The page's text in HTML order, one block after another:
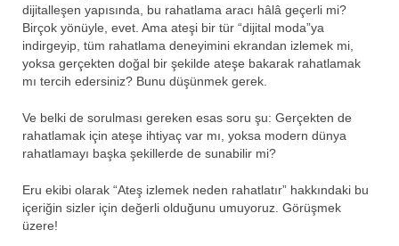
dijitalleşen yapısında, bu rahatlama aracı hâlâ geçerli mi?
Birçok yönüyle, evet. Ama ateşi bir tür “dijital moda”ya
indirgeyip, tüm rahatlama deneyimini ekrandan izlemek mi,
yoksa gerçekten doğal bir şekilde ateşe bakarak rahatlamak
mı tercih edersiniz? Bunu düşünmek gerek.
Ve belki de sorulması gereken esas soru şu: Gerçekten de
rahatlamak için ateşe ihtiyaç var mı, yoksa modern dünya
rahatlamayı başka şekillerde de sunabilir mi?
Eru ekibi olarak “Ateş izlemek neden rahatlatır” hakkındaki bu
içeriğin sizler için değerli olduğunu umuyoruz. Görüşmek
üzere!